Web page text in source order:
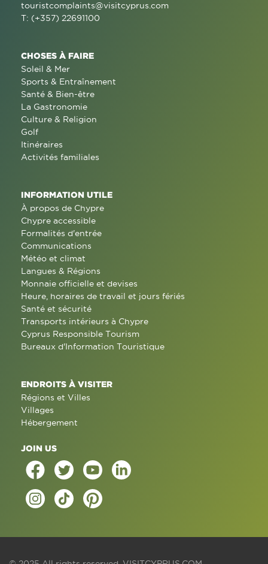
touristcomplaints@visitcyprus.com
T: (+357) 22691100
CHOSES À FAIRE
Soleil & Mer
Sports & Entraînement
Santé & Bien-être
La Gastronomie
Culture & Religion
Golf
Itinéraires
Activités familiales
INFORMATION UTILE
À propos de Chypre
Chypre accessible
Formalités d'entrée
Communications
Météo et climat
Langues & Régions
Monnaie officielle et devises
Heure, horaires de travail et jours fériés
Santé et sécurité
Transports intérieurs à Chypre
Cyprus Responsible Tourism
Bureaux d'Information Touristique
ENDROITS À VISITER
Régions et Villes
Villages
Hébergement
JOIN US